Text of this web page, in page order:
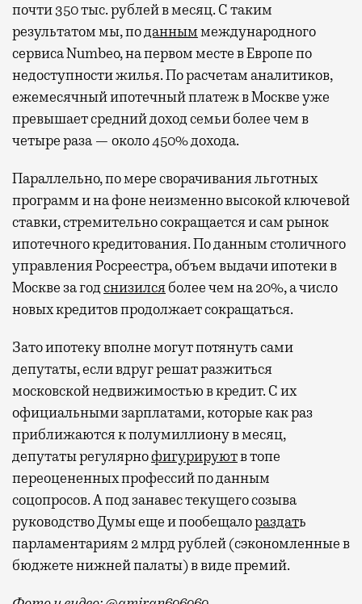
почти 350 тыс. рублей в месяц. С таким
результатом мы, поданныммеждународного
сервиса Numbeo, на первом месте в Европе по
недоступности жилья. По расчетам аналитиков,
ежемесячный ипотечный платеж в Москве уже
превышает средний доход семьи более чем в
четыре раза — около 450% дохода.
Параллельно, по мере сворачивания льготных
программ и на фоне неизменно высокой ключевой
ставки, стремительно сокращается и сам рынок
ипотечного кредитования. По данным столичного
управления Росреестра, объем выдачи ипотеки в
Москве за годснизилсяболее чем на 20%, а число
новых кредитов продолжает сокращаться.
Зато ипотеку вполне могут потянуть сами
депутаты, если вдруг решат разжиться
московской недвижимостью в кредит. С их
официальными зарплатами, которые как раз
приближаются к полумиллиону в месяц,
депутаты регулярнофигурируютв топе
переоцененных профессий по данным
соцопросов. А под занавес текущего созыва
руководство Думы еще и пообещалораздать
парламентариям 2 млрд рублей (сэкономленные в
бюджете нижней палаты) в виде премий.